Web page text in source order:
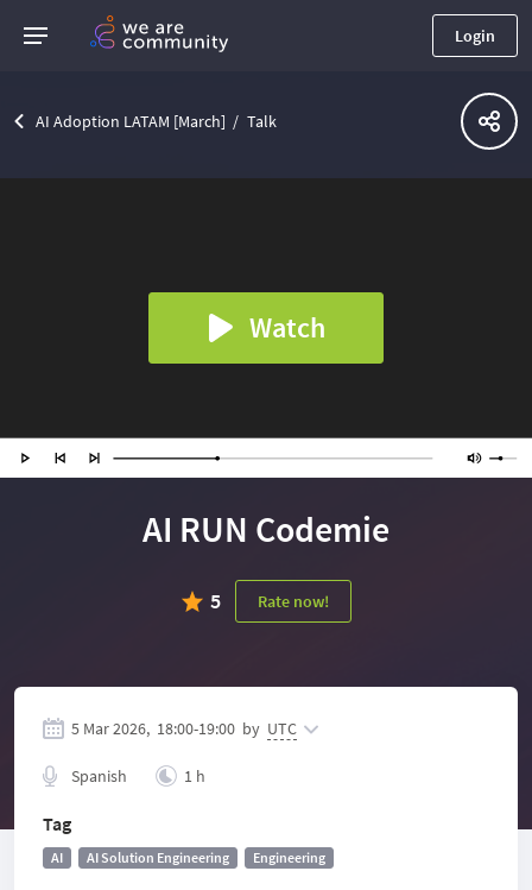
Login
AI Adoption LATAM [March] Talk
Watch
AI RUN Codemie
5 Rate now!
5 Mar 2026, 18:00-19:00 by UTC
Spanish 1 h
Tag
AI AI Solution Engineering Engineering